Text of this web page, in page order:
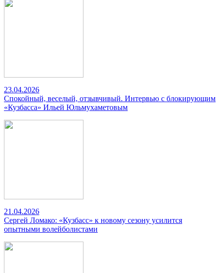
23.04.2026
Спокойный, веселый, отзывчивый. Интервью с блокирующим
«Кузбасса» Ильей Юльмухаметовым
21.04.2026
Сергей Ломако: «Кузбасс» к новому сезону усилится
опытными волейболистами